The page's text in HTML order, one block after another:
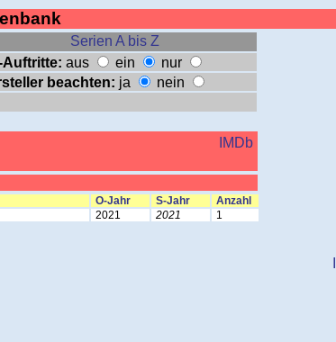
Serien A bis Z
Auftritte: aus ein
nur
beachten: ja
nein
IMDb
O-Jahr S-Jahr
Anzahl
2021 2021 1